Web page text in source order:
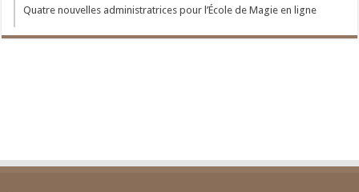
Quatre nouvelles administratrices pour l’École de Magie en ligne